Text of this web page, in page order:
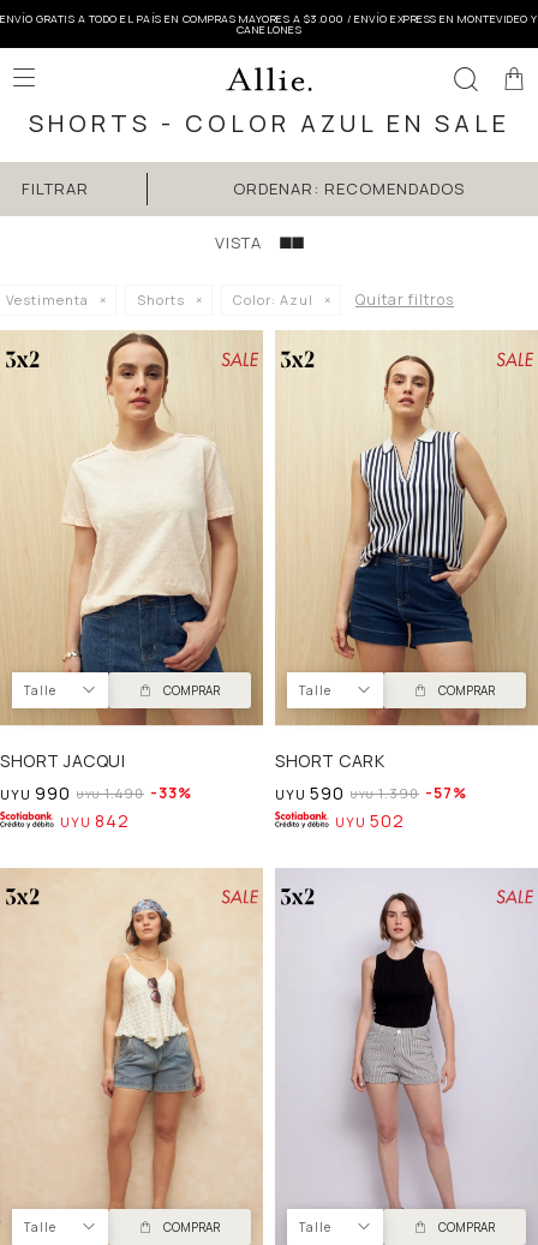
ENVÍO GRATIS A TODO EL PAÍS EN COMPRAS MAYORES A $3.000 / ENVÍO EXPRESS EN MONTEVIDEO Y
CANELONES

SHORTS - COLOR AZUL EN SALE
RECOMENDADOS
Vestimenta Shorts Color: Azul Quitar filtros
Talle COMPRAR
SHORT JACQUI
UYU 990 UYU 1.490 33
UYU 842
Talle COMPRAR
SHORT CARK
UYU 590 UYU 1.390 57
UYU 502
Talle COMPRAR Talle COMPRAR